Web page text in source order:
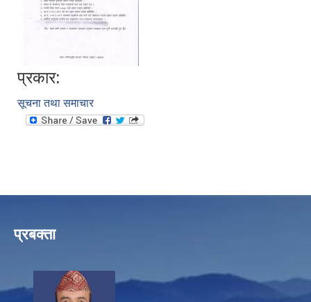
प्रकार:
सूचना तथा समाचार
प्रबक्ता